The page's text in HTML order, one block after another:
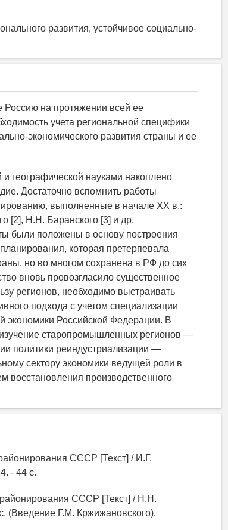
развития, устойчивое социально-
Россию на протяжении всей ее
учета региональной специфики
экономического развития страны и ее
и географической науками накоплено
Достаточно вспомнить работы
выполненные в начале ХХ в.:
[2], Н.Н. Баранского [3] и др.
были положены в основу построения
которая претерпевала
но во многом сохранена в РФ до сих
вновь провозгласило существенное
регионов, необходимо выстраивать
подхода с учетом специализации
экономики Российской Федерации. В
старопромышленных регионов —
политики реиндустриализации —
сектору экономики ведущей роли в
восстановления производственного
СССР [Текст] / И.Г.
- 44 с.
СССР [Текст] / Н.Н.
(Введение Г.М. Кржижановского).